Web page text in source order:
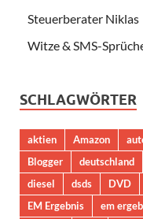
Steuerberater Niklas
Witze & SMS-
SCHLAGWÖRTER
aktien Amazon
Blogger
deutschland
diesel
dsds DVD
EM Ergebnis
em